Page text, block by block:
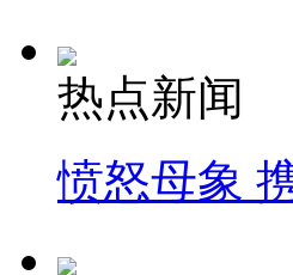
热点新闻
愤怒母象